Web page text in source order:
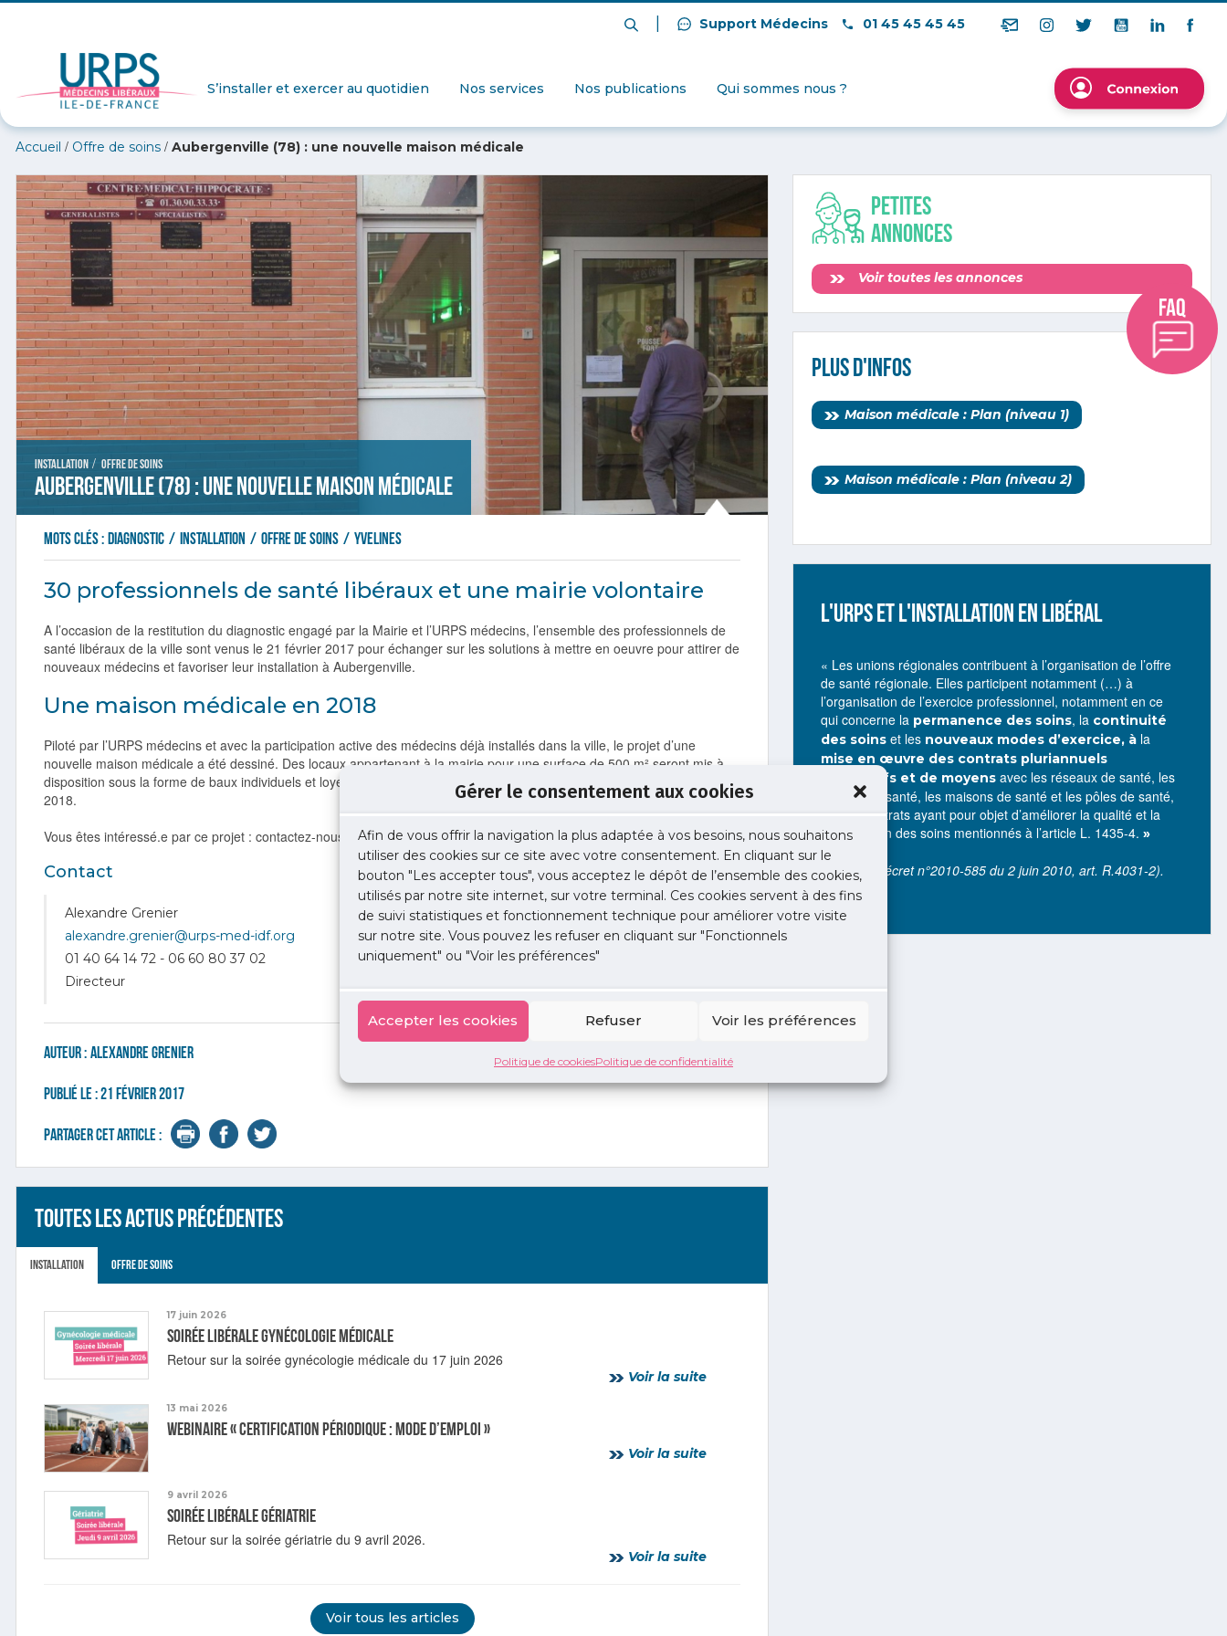
Gérer le consentement aux cookies
Afin de vous offrir la navigation la plus adaptée à vos besoins, nous souhaitons
utiliser des cookies sur ce site avec votre consentement. En cliquant sur le
bouton "Les accepter tous", vous acceptez le dépôt de l’ensemble des cookies,
utilisés par notre site internet, sur votre terminal. Ces cookies servent à des fins
de suivi statistiques et fonctionnement technique pour améliorer votre visite
sur notre site. Vous pouvez les refuser en cliquant sur "Fonctionnels
uniquement" ou "Voir les préférences"
Accepter les cookies Refuser Voir les préférences
Politique de cookiesPolitique de confidentialité
Support Médecins 01 45 45 45 45
S’installer et exercer au quotidien Nos services Nos publications Qui sommes nous ?
Accueil / Offre de soins / Aubergenville (78) : une nouvelle maison médicale
Installation / Offre de soins
Aubergenville (78) : une nouvelle maison médicale
Mots clés : diagnostic / installation / offre de soins / Yvelines
30 professionnels de santé libéraux et une mairie volontaire
A l’occasion de la restitution du diagnostic engagé par la Mairie et l’URPS médecins, l’ensemble des professionnels de
santé libéraux de la ville sont venus le 21 février 2017 pour échanger sur les solutions à mettre en oeuvre pour attirer de
nouveaux médecins et favoriser leur installation à Aubergenville.
Une maison médicale en 2018
Piloté par l’URPS médecins et avec la participation active des médecins déjà installés dans la ville, le projet d’une
nouvelle maison médicale a été dessiné. Des locaux appartenant à la mairie pour une surface de 500 m² seront mis à
disposition sous la forme de baux individuels et loyer attractif. La nouvelle maison médicale devrait ouvrir en janvier
2018.
Vous êtes intéressé.e par ce projet : contactez-nous !
Contact
Alexandre Grenier
alexandre.grenier@urps-med-idf.org
01 40 64 14 72 - 06 60 80 37 02
Directeur
Auteur :Alexandre Grenier
Publié le :21 février 2017
Partager cet article :
Toutes les actus précédentes
Installation Offre de soins
17 juin 2026
Soirée libérale gynécologie médicale
Retour sur la soirée gynécologie médicale du 17 juin 2026
Voir la suite
13 mai 2026
Webinaire « Certification périodique : mode d’emploi »
Voir la suite
9 avril 2026
Soirée libérale gériatrie
Retour sur la soirée gériatrie du 9 avril 2026.
Voir la suite
Voir tous les articles
Petites
annonces
Voir toutes les annonces
Plus d'infos
Maison médicale : Plan (niveau 1)
Maison médicale : Plan (niveau 2)
L'URPS ET L'INSTALLATION EN LIBÉRAL
« Les unions régionales contribuent à l’organisation de l’offre
de santé régionale. Elles participent notamment (…) à
l’organisation de l’exercice professionnel, notamment en ce
qui concerne la permanence des soins, la continuité
des soinset les nouveaux modes d’exercice, à la
mise en œuvre des contrats pluriannuels
d’objectifs et de moyens avec les réseaux de santé, les
centres de santé, les maisons de santé et les pôles de santé,
ou des contrats ayant pour objet d’améliorer la qualité et la
coordination des soins mentionnés à l’article L. 1435-4.»
(Source : décret n°2010-585 du 2 juin 2010, art. R.4031-2).